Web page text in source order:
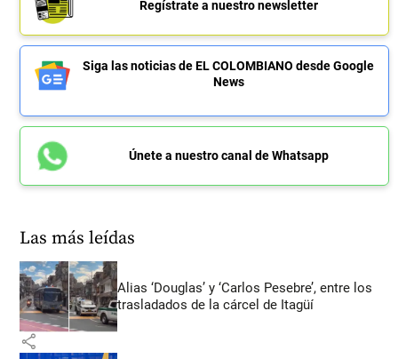
Regístrate a nuestro newsletter
Siga las noticias de EL COLOMBIANO desde Google
News
Únete a nuestro canal de Whatsapp
Las más leídas
Alias ‘Douglas’ y ‘Carlos Pesebre’, entre los
trasladados de la cárcel de Itagüí
share